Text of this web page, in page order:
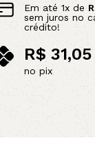
Em até1x de
sem juros no
crédito!
R$ 31,05
no pix
Adicionar ao carrinho